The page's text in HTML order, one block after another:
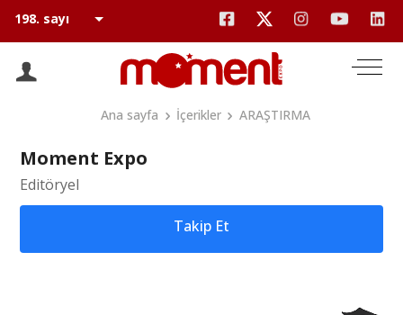
Ana sayfa İçerikler ARAŞTIRMA
Moment Expo
Editöryel
Takip Et